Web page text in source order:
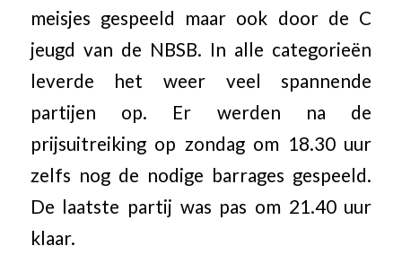
meisjes gespeeld maar ook door de C
jeugd van de NBSB. In alle categorieën
leverde het weer veel spannende
partijen op. Er werden na de
prijsuitreiking op zondag om 18.30 uur
zelfs nog de nodige barrages gespeeld.
De laatste partij was pas om 21.40 uur
klaar.